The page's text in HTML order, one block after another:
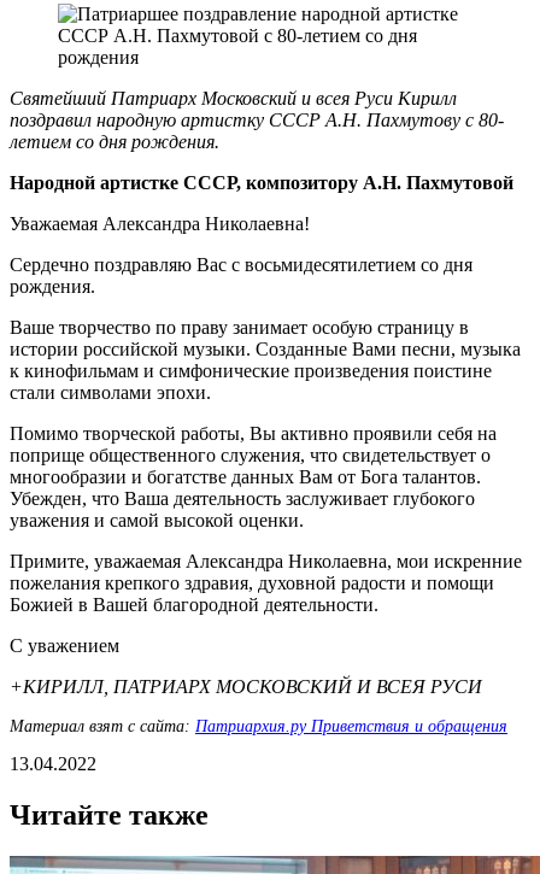
Святейший Патриарх Московский и всея Руси Кирилл
поздравил народную артистку СССР А.Н. Пахмутову с 80-
летием со дня рождения.
Народной артистке СССР, композитору А.Н. Пахмутовой
Уважаемая Александра Николаевна!
Сердечно поздравляю Вас с восьмидесятилетием со дня
рождения.
Ваше творчество по праву занимает особую страницу в
истории российской музыки. Созданные Вами песни, музыка
к кинофильмам и симфонические произведения поистине
стали символами эпохи.
Помимо творческой работы, Вы активно проявили себя на
поприще общественного служения, что свидетельствует о
многообразии и богатстве данных Вам от Бога талантов.
Убежден, что Ваша деятельность заслуживает глубокого
уважения и самой высокой оценки.
Примите, уважаемая Александра Николаевна, мои искренние
пожелания крепкого здравия, духовной радости и помощи
Божией в Вашей благородной деятельности.
С уважением
+КИРИЛЛ, ПАТРИАРХ МОСКОВСКИЙ И ВСЕЯ РУСИ
Материал взят с сайта: Патриархия.ру Приветствия и обращения
13.04.2022
Читайте также